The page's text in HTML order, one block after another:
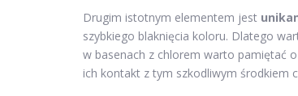
Drugim istotnym elementem jest
szybkiego blaknięcia koloru. Dlatego
w basenach z chlorem warto pamiętać
ich kontakt z tym szkodliwym środkiem